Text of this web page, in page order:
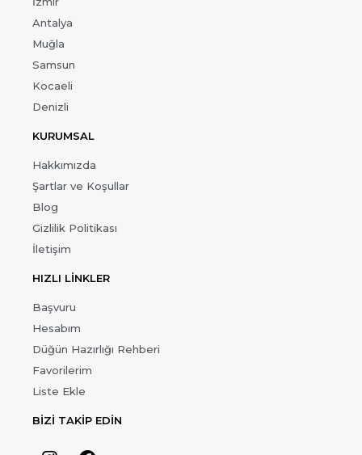
Antalya
Muğla
Samsun
Kocaeli
Denizli
KURUMSAL
Hakkımızda
Şartlar ve Koşullar
Blog
Gizlilik Politikası
İletişim
HIZLI LİNKLER
Başvuru
Hesabım
Düğün Hazırlığı Rehberi
Favorilerim
Liste Ekle
BİZİ TAKİP EDİN